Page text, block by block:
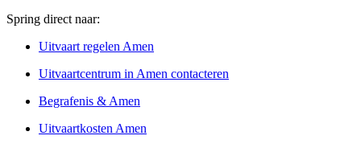
Spring direct naar:
Uitvaart regelen Amen
Uitvaartcentrum in Amen contacteren
Begrafenis & Amen
Uitvaartkosten Amen